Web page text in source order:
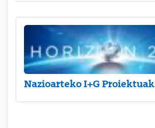
Nazioarteko I+G Proiektuak